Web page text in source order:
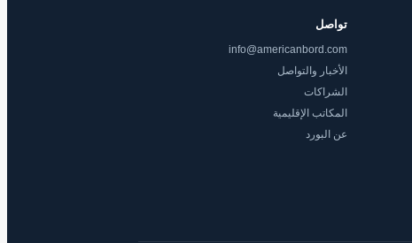
تواصل
info@americanbord.com
الأخبار والتواصل
الشراكات
المكاتب الإقليمية
عن البورد